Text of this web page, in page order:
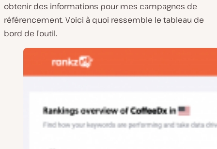
obtenir des informations pour mes campagnes de
référencement. Voici à quoi ressemble le tableau de
bord de l’outil.